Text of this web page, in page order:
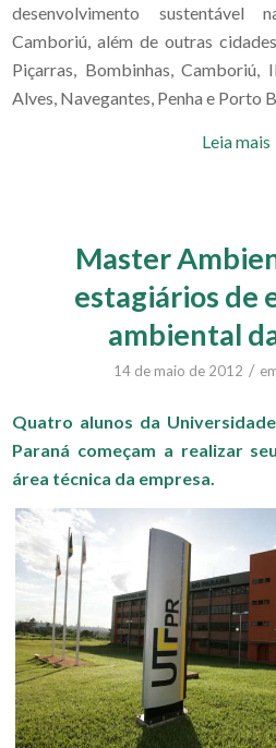
desenvolvimento
Camboriú, além de outras
Piçarras, Bombinhas, Camboriú,
Alves, Navegantes, Penha e Porto
Leia mais
Master
estagiários de
ambiental
14 de maio de 2012 /
Quatro alunos da
Paraná começam a realizar
área técnica da empresa.